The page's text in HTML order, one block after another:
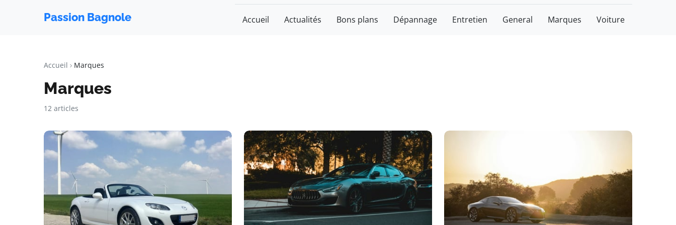
Passion Bagnole Accueil Actualités Bons plans Dépannage Entretien General Marques Voiture
Accueil Marques
Marques
12 articles